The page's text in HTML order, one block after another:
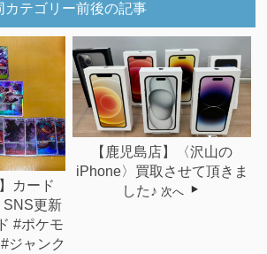
カテゴリー前後の記事
カード
SNS更新
#ポケモ
ジャンク
【鹿児島店】〈沢山の
iPhone〉買取させて頂きま
した♪ 次へ